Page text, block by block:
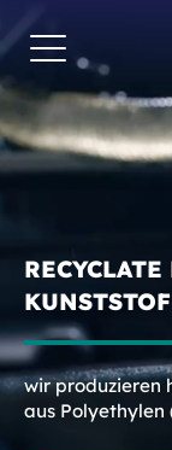
wir produzieren
aus Polyethylen